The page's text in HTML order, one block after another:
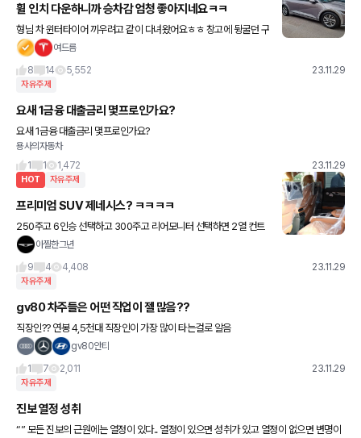
휠 인치 다운하니까 승차감 엄청 좋아지네요ㅋㅋ
형님 차 윈터타이어 끼우려고 같이 다녀왔어요ㅎㅎ 창고에 뒹굴던 구
형 니로 18인치 휠이 있어서 아이오닉5 순정 20인치 > 니로 18인치
여드름
8
14 5,552 23.11.29
자유주제
요새 1금융 대출금리 몇프로인가요?
요새 1금융 대출금리 몇프로인가요?
용사의자동차
1
1 1,472 23.11.29
HOT 자유주제
프리미엄 SUV 제네시스? ㅋㅋㅋㅋ
250주고 6인승 선택하고 300주고 리어모니터 선택하면 2열 컨트
아찔한그년
9
4 4,408 23.11.29
자유주제
gv80 차주들은 어떤 직업이 젤 많음??
직장인?? 연봉 4,5천대 직장인이 가장 많이 타는걸로 알음
gv80안티
1
7 2,011 23.11.29
자유주제
진보 열정 성취
“” 모든 진보의 근원에는 열정이 있다.. 열정이 있으면 성취가 있고 열정이 없으면 변명이